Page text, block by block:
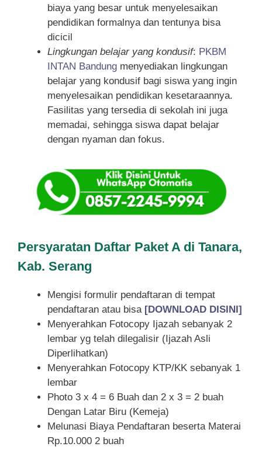
biaya yang besar untuk menyelesaikan
pendidikan formalnya dan tentunya bisa
dicicil
Lingkungan belajar yang kondusif: PKBM
INTAN Bandung menyediakan lingkungan
belajar yang kondusif bagi siswa yang ingin
menyelesaikan pendidikan kesetaraannya.
Fasilitas yang tersedia di sekolah ini juga
memadai, sehingga siswa dapat belajar
dengan nyaman dan fokus.
Persyaratan Daftar Paket A di Tanara,
Kab. Serang
Mengisi formulir pendaftaran di tempat
pendaftaran atau bisa [DOWNLOAD DISINI]
Menyerahkan Fotocopy Ijazah sebanyak 2
lembar yg telah dilegalisir (Ijazah Asli
Diperlihatkan)
Menyerahkan Fotocopy KTP/KK sebanyak 1
lembar
Photo 3 x 4 = 6 Buah dan 2 x 3 = 2 buah
Dengan Latar Biru (Kemeja)
Melunasi Biaya Pendaftaran beserta Materai
Rp.10.000 2 buah